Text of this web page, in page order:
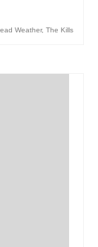
Weather, The Kills